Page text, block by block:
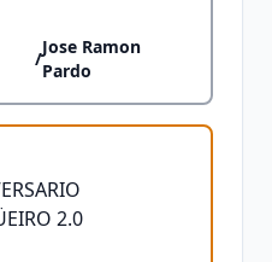
/
Jose Ramon
Pardo
2.0